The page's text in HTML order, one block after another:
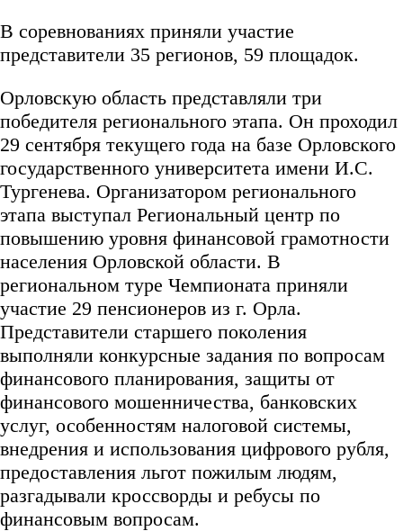
В соревнованиях приняли участие
представители 35 регионов, 59 площадок.
Орловскую область представляли три
победителя регионального этапа. Он проходил
29 сентября текущего года на базе Орловского
государственного университета имени И.С.
Тургенева. Организатором регионального
этапа выступал Региональный центр по
повышению уровня финансовой грамотности
населения Орловской области. В
региональном туре Чемпионата приняли
участие 29 пенсионеров из г. Орла.
Представители старшего поколения
выполняли конкурсные задания по вопросам
финансового планирования, защиты от
финансового мошенничества, банковских
услуг, особенностям налоговой системы,
внедрения и использования цифрового рубля,
предоставления льгот пожилым людям,
разгадывали кроссворды и ребусы по
финансовым вопросам.